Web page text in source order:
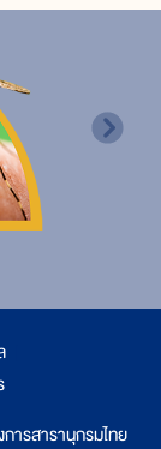
ารสารานุกรมไทย